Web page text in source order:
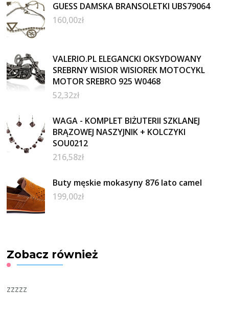
GUESS DAMSKA BRANSOLETKI UBS79064
160,00zł
VALERIO.PL ELEGANCKI OKSYDOWANY
SREBRNY WISIOR WISIOREK MOTOCYKL
MOTOR SREBRO 925 W0468
52,32zł
WAGA - KOMPLET BIŻUTERII SZKLANEJ
BRĄZOWEJ NASZYJNIK + KOLCZYKI
SOU0212
216,58zł
Buty męskie mokasyny 876 lato camel
199,00zł
Zobacz również
zzzzz